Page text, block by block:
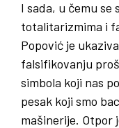
I sada, u čemu
totalitarizmima i
Popović je
falsifikovanju
simbola koji nas
pesak koji smo
mašinerije. Otpor